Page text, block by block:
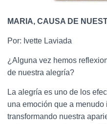
MARIA, CAUSA DE
Por: Ivette Laviada
¿Alguna vez hemos
de nuestra alegría?
La alegría es uno de los
una emoción que a
transformando nuestra